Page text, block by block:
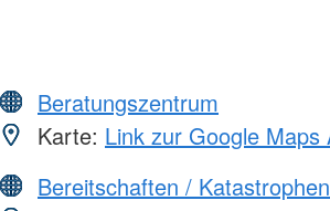
Beratungszentrum
Karte: Link zur Google Maps
Bereitschaften /